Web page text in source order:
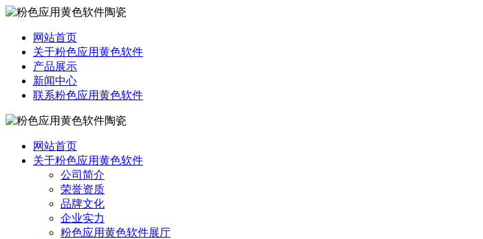
网站首页
关于粉色应用黄色软件
产品展示
新闻中心
联系粉色应用黄色软件
网站首页
关于粉色应用黄色软件
公司简介
荣誉资质
品牌文化
企业实力
粉色应用黄色软件展厅